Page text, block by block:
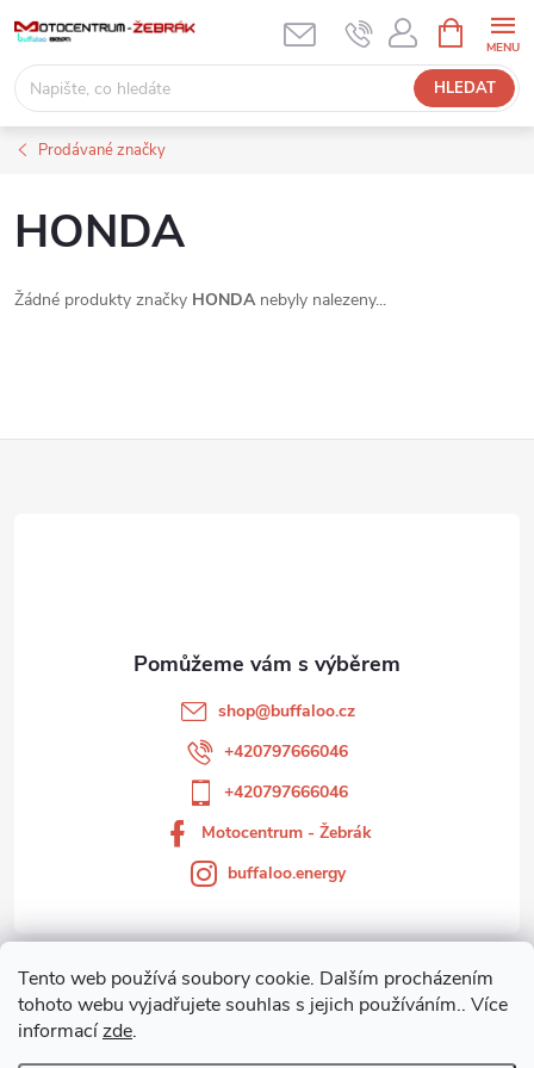
Tento web používá soubory cookie. Dalším procházením
tohoto webu vyjadřujete souhlas s jejich používáním.. Více
informacízde.
obsah
HLEDAT
NÁKUPNÍ
KOŠÍK
Prodávané značky
HONDA
Žádné produkty značky HONDAnebyly nalezeny...
Zákaznický servis
shop@buffaloo.cz
+420797666046
+420797666046
Motocentrum - Žebrák
buffaloo.energy